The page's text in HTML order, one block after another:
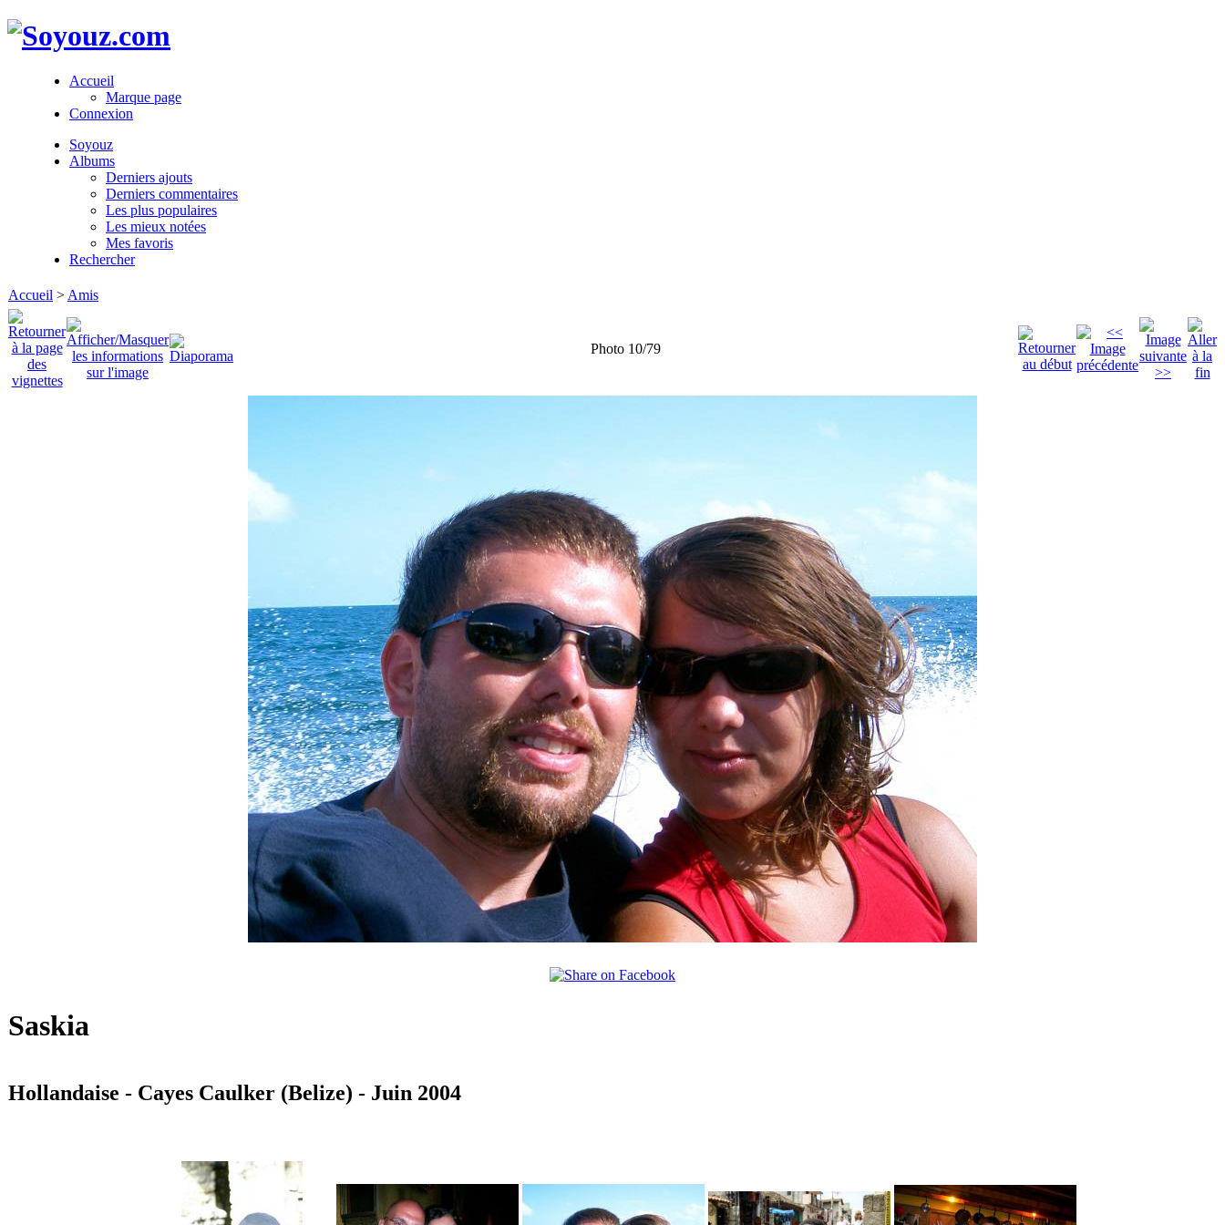
Accueil
Marque page
Connexion
Soyouz
Albums
Derniers ajouts
Derniers commentaires
Les plus populaires
Les mieux notées
Mes favoris
Rechercher
Accueil > Amis
Photo 10/79
Saskia
Hollandaise - Cayes Caulker (Belize) - Juin 2004